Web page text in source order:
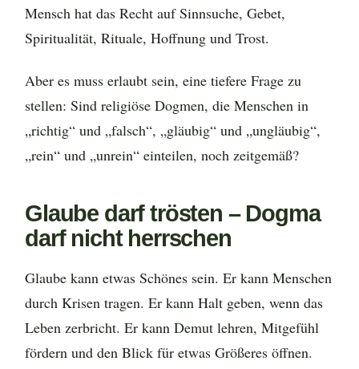
Mensch hat das Recht auf Sinnsuche, Gebet,
Spiritualität, Rituale, Hoffnung und Trost.
Aber es muss erlaubt sein, eine tiefere Frage zu
stellen: Sind religiöse Dogmen, die Menschen in
„richtig“ und „falsch“, „gläubig“ und „ungläubig“,
„rein“ und „unrein“ einteilen, noch zeitgemäß?
Glaube darf trösten – Dogma
darf nicht herrschen
Glaube kann etwas Schönes sein. Er kann Menschen
durch Krisen tragen. Er kann Halt geben, wenn das
Leben zerbricht. Er kann Demut lehren, Mitgefühl
fördern und den Blick für etwas Größeres öffnen.